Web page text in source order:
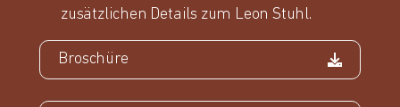
zusätzlichen Details zum Leon Stuhl.
Broschüre